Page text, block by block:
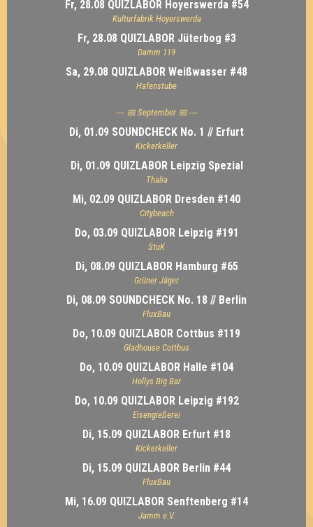
Fr, 28.08 QUIZLABOR Hoyerswerda #54
Kulturfabrik Hoyerswerda
Fr, 28.08 QUIZLABOR Jüterbog #3
Damm 119
Sa, 29.08 QUIZLABOR Weißwasser #48
Hafenstube
---- 📅 September 📅 ----
Di, 01.09 SOUNDCHECK No. 1 // Erfurt
Kickerkeller
Di, 01.09 QUIZLABOR Leipzig Spezial
Thalia
Mi, 02.09 QUIZLABOR Dresden #140
Citybeach
Do, 03.09 QUIZLABOR Leipzig #191
StuK
Di, 08.09 QUIZLABOR Hamburg #65
Grüner Jäger
Di, 08.09 SOUNDCHECK No. 18 // Berlin
FluxBau
Do, 10.09 QUIZLABOR Cottbus #119
Gladhouse Cottbus
Do, 10.09 QUIZLABOR Halle #104
Hollys Big Bar
Do, 10.09 QUIZLABOR Leipzig #192
Eisengießerei
Di, 15.09 QUIZLABOR Erfurt #18
Kickerkeller
Di, 15.09 QUIZLABOR Berlin #44
FluxBau
Mi, 16.09 QUIZLABOR Senftenberg #14
Jamm e.V.